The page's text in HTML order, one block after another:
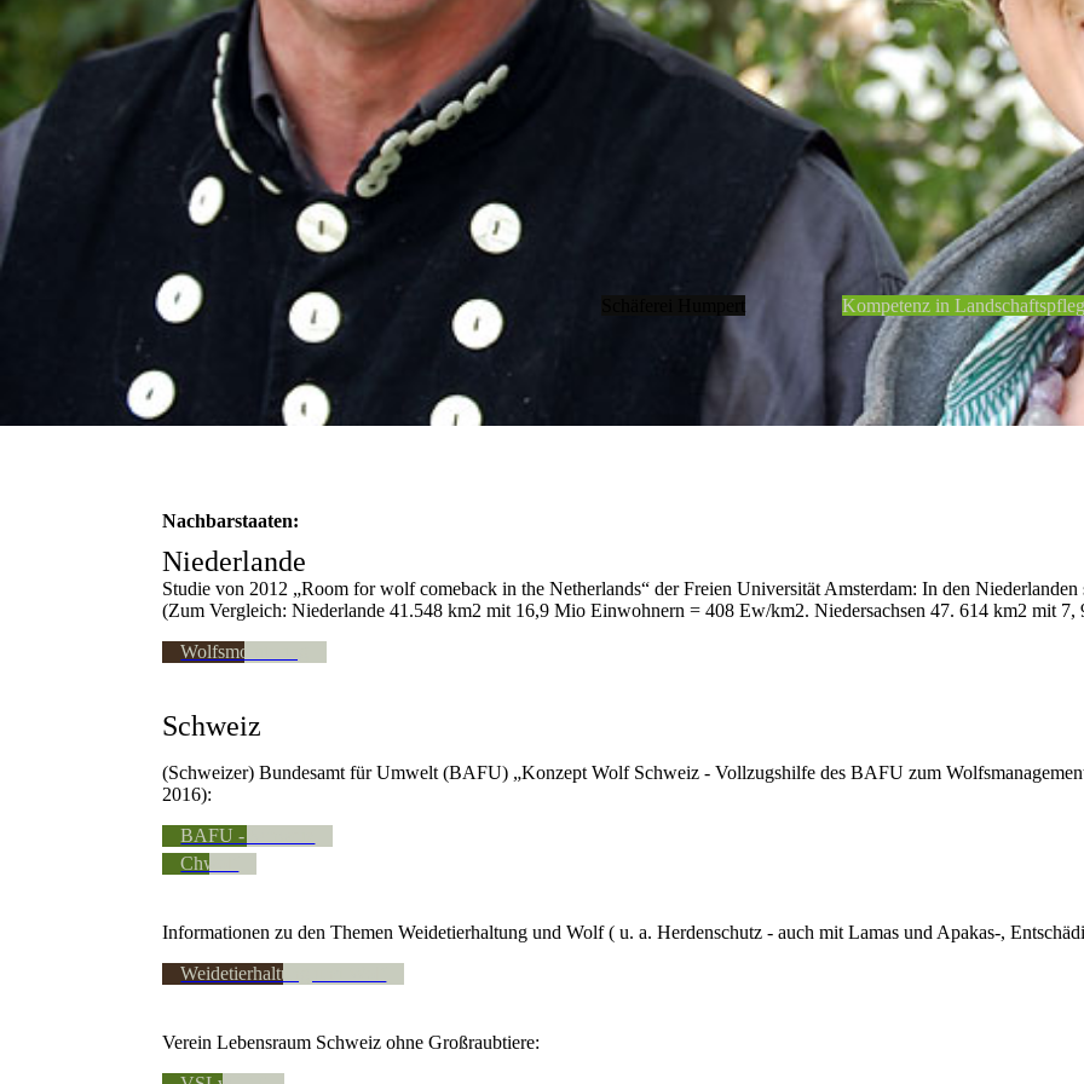
Kompetenz in
Nachbarstaaten:
Niederlande
Studie von 2012 „Room for wolf comeback in the Netherlands“ der Freien Universität Amsterdam: In den
(Zum Vergleich: Niederlande 41.548 km2 mit 16,9 Mio Einwohnern = 408 Ew/km2. Niedersachsen 47. 614 km2 mit
Wolfsmonitoring
Schweiz
(Schweizer) Bundesamt für Umwelt (BAFU) „Konzept Wolf Schweiz - Vollzugshilfe des BAFU zum
2016):
BAFU - Schweiz
Chwolf
Informationen zu den Themen Weidetierhaltung und Wolf ( u. a. Herdenschutz - auch mit Lamas und Apakas-,
Weidetierhaltung und Wolf
Verein Lebensraum Schweiz ohne Großraubtiere: